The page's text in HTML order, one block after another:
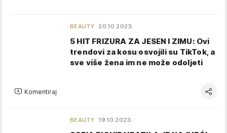
BEAUTY 20.10.2023.
5 HIT FRIZURA ZA JESEN I ZIMU: Ovi
trendovi za kosu osvojili su TikTok, a
sve više žena im ne može odoljeti
Komentiraj
BEAUTY 19.10.2023.